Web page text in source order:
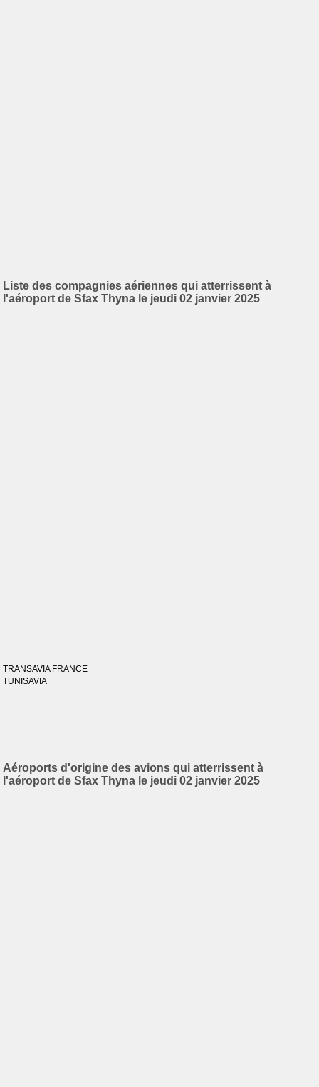
Liste des compagnies aériennes qui atterrissent à
l'aéroport de Sfax Thyna le jeudi 02 janvier 2025
TRANSAVIA FRANCE
TUNISAVIA
Aéroports d'origine des avions qui atterrissent à
l'aéroport de Sfax Thyna le jeudi 02 janvier 2025